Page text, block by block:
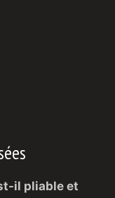
il pliable et